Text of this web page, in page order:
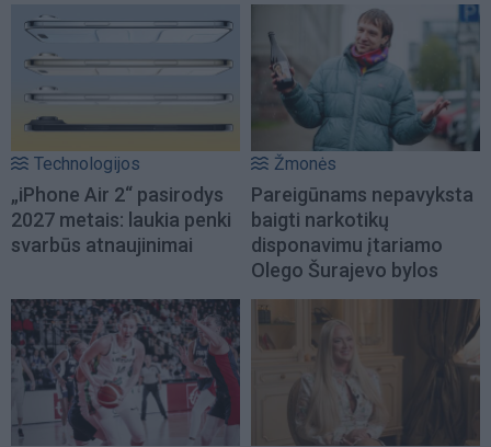
Technologijos
„iPhone Air 2“ pasirodys
2027 metais: laukia penki
svarbūs atnaujinimai
Žmonės
Pareigūnams nepavyksta
baigti narkotikų
disponavimu įtariamo
Olego Šurajevo bylos